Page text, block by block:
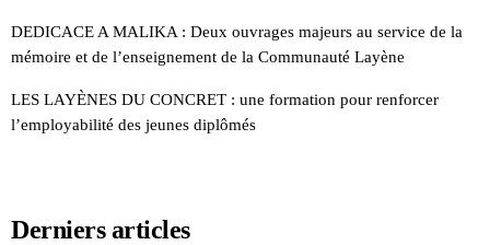
DEDICACE A MALIKA : Deux ouvrages majeurs au service de la
mémoire et de l’enseignement de la Communauté Layène
LES LAYÈNES DU CONCRET : une formation pour renforcer
l’employabilité des jeunes diplômés
Derniers articles